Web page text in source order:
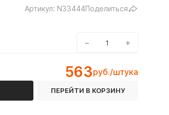
Артикул: N33444Поделиться
− +
563руб./штука
ПЕРЕЙТИ В КОРЗИНУ